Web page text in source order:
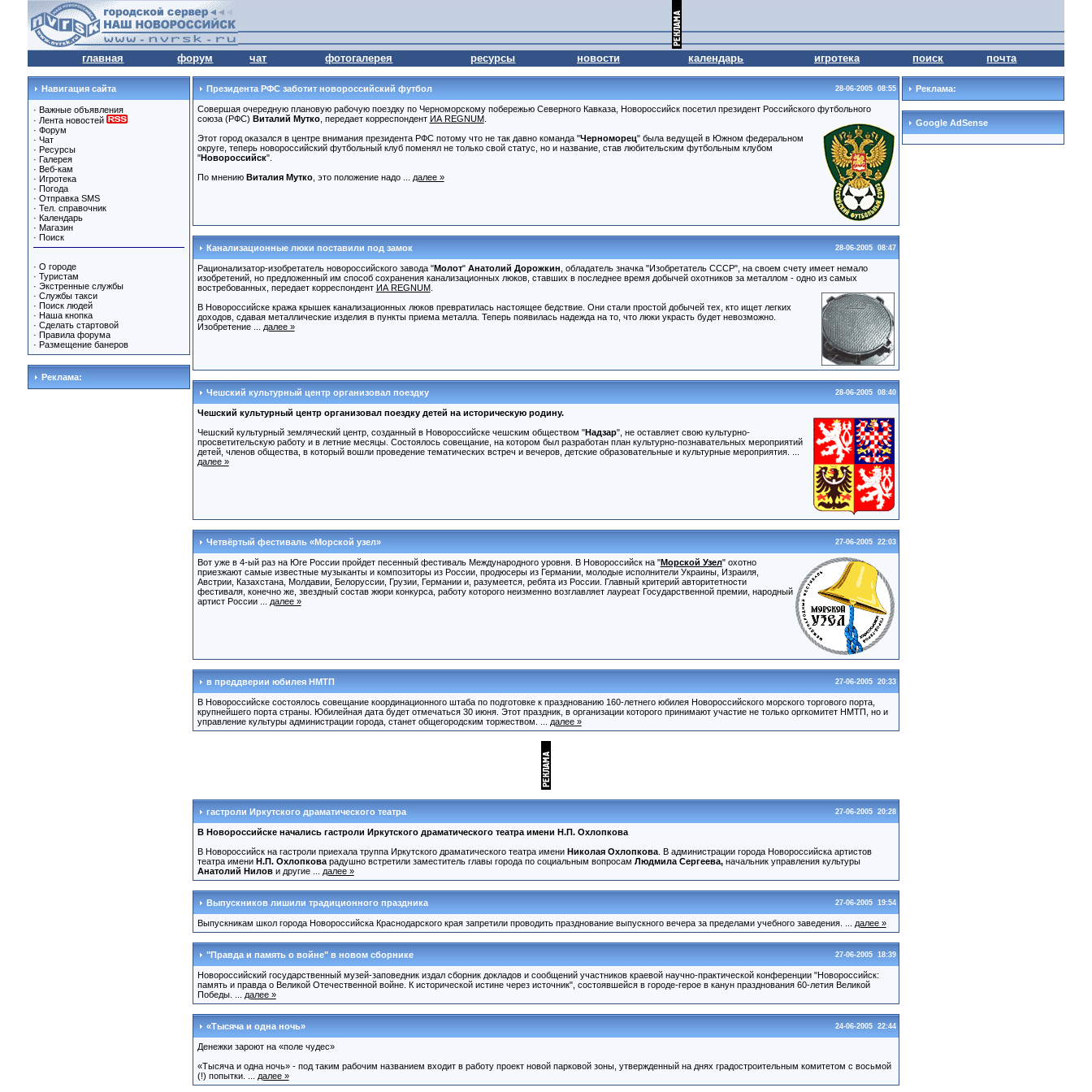
главная форум чат фотогалерея ресурсы новости календарь игротека поиск почта
Навигация сайта
· Важные объявления
· Лента новостей
· Форум
· Чат
· Ресурсы
· Галерея
· Веб-кам
· Игротека
· Погода
· Отправка SMS
· Тел. справочник
· Календарь
· Магазин
· Поиск
· О городе
· Туристам
· Экстренные службы
· Службы такси
· Поиск людей
· Наша кнопка
· Сделать стартовой
· Правила форума
· Размещение банеров
Реклама:
Президента РФС заботит новороссийский футбол 28-06-2005 08:55
Совершая очередную плановую рабочую поездку по Черноморскому побережью Северного Кавказа, Новороссийск посетил президент Российского футбольного
союза (РФС) Виталий Мутко, передает корреспондент ИА REGNUM.
Этот город оказался в центре внимания президента РФС потому что не так давно команда "Черноморец" была ведущей в Южном федеральном
округе, теперь новороссийский футбольный клуб поменял не только свой статус, но и название, став любительским футбольным клубом
"Новороссийск".
По мнению Виталия Мутко, это положение надо ... далее »
Канализационные люки поставили под замок 28-06-2005 08:47
Рационализатор-изобретатель новороссийского завода "Молот" Анатолий Дорожкин , обладатель значка "Изобретатель СССР", на своем счету имеет немало
изобретений, но предложенный им способ сохранения канализационных люков, ставших в последнее время добычей охотников за металлом - одно из самых
востребованных, передает корреспондент ИА REGNUM.
В Новороссийске кража крышек канализационных люков превратилась настоящее бедствие. Они стали простой добычей тех, кто ищет легких
доходов, сдавая металлические изделия в пункты приема металла. Теперь появилась надежда на то, что люки украсть будет невозможно.
Изобретение ...
далее »
Чешский культурный центр организовал поездку 28-06-2005 08:40
Чешский культурный центр организовал поездку детей на историческую родину.
Чешский культурный земляческий центр, созданный в Новороссийске чешским обществом "Надзар", не оставляет свою культурно-
просветительскую работу и в летние месяцы. Состоялось совещание, на котором был разработан план культурно-познавательных мероприятий
детей, членов общества, в который вошли проведение тематических встреч и вечеров, детские образовательные и культурные мероприятия. ...
далее »
Четвёртый фестиваль «Морской узел» 27-06-2005 22:03
Вот уже в 4-ый раз на Юге России пройдет песенный фестиваль Международного уровня. В Новороссийск на "Морской Узел" охотно
приезжают самые известные музыканты и композиторы из России, продюсеры из Германии, молодые исполнители Украины, Израиля,
Австрии, Казахстана, Молдавии, Белоруссии, Грузии, Германии и, разумеется, ребята из России. Главный критерий авторитетности
фестиваля, конечно же, звездный состав жюри конкурса, работу которого неизменно возглавляет лауреат Государственной премии, народный
артист России ...
далее »
в преддверии юбилея НМТП 27-06-2005 20:33
В Новороссийске состоялось совещание координационного штаба по подготовке к празднованию 160-летнего юбилея Новороссийского морского торгового порта,
крупнейшего порта страны. Юбилейная дата будет отмечаться 30 июня. Этот праздник, в организации которого принимают участие не только оргкомитет НМТП, но и
управление культуры администрации города, станет общегородским торжеством. ...
далее »
гастроли Иркутского драматического театра 27-06-2005 20:28
В Новороссийске начались гастроли Иркутского драматического театра имени Н.П. Охлопкова
В Новороссийск на гастроли приехала труппа Иркутского драматического театра имени Николая Охлопкова. В администрации города Новороссийска артистов
театра имени Н.П. Охлопковарадушно встретили заместитель главы города по социальным вопросам Людмила Сергеева,начальник управления культуры
Анатолий Нилови другие ... далее »
Выпускников лишили традиционного праздника 27-06-2005 19:54
Выпускникам школ города Новороссийска Краснодарского края запретили проводить празднование выпускного вечера за пределами учебного заведения. ... далее »
"Правда и память о войне" в новом сборнике 27-06-2005 18:39
Новороссийский государственный музей-заповедник издал сборник докладов и сообщений участников краевой научно-практической конференции "Новороссийск:
память и правда о Великой Отечественной войне. К исторической истине через источник", состоявшейся в городе-герое в канун празднования 60-летия Великой
Победы. ...
далее »
«Тысяча и одна ночь» 24-06-2005 22:44
Денежки зароют на «поле чудес»
«Тысяча и одна ночь» - под таким рабочим названием входит в работу проект новой парковой зоны, утвержденный на днях градостроительным комитетом с восьмой
(!) попытки. ...
далее »
Реклама:
Google AdSense